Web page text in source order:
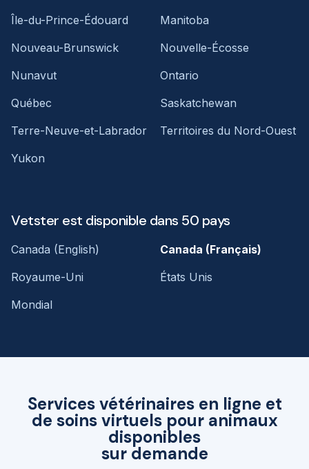
Services vétérinaires en ligne et
de soins virtuels pour animaux
disponibles
sur demande
Île-du-Prince-Édouard
Manitoba
Nouveau-Brunswick
Nouvelle-Écosse
Nunavut
Ontario
Québec
Saskatchewan
Terre-Neuve-et-Labrador
Territoires du Nord-Ouest
Yukon
Vetster est disponible dans 50 pays
Canada (English)
Canada (Français)
Royaume-Uni
États Unis
Mondial